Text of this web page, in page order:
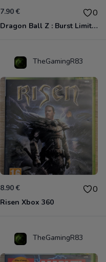
7.90 € 0
Dragon Ball Z : Burst Limit Xbox 360
TheGamingR83
8.90 € 0
Risen Xbox 360
TheGamingR83